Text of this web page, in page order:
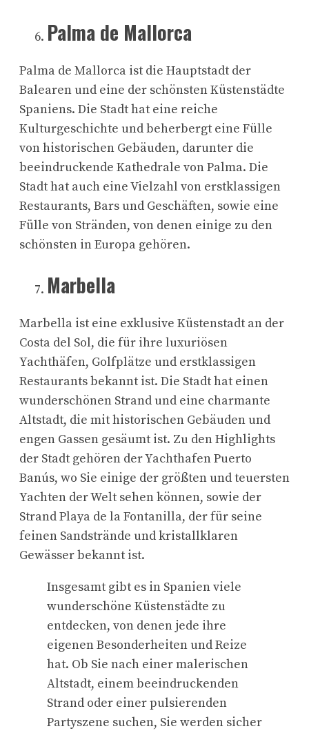
Palma de Mallorca
Palma de Mallorca ist die Hauptstadt der
Balearen und eine der schönsten Küstenstädte
Spaniens. Die Stadt hat eine reiche
Kulturgeschichte und beherbergt eine Fülle
von historischen Gebäuden, darunter die
beeindruckende Kathedrale von Palma. Die
Stadt hat auch eine Vielzahl von erstklassigen
Restaurants, Bars und Geschäften, sowie eine
Fülle von Stränden, von denen einige zu den
schönsten in Europa gehören.
Marbella
Marbella ist eine exklusive Küstenstadt an der
Costa del Sol, die für ihre luxuriösen
Yachthäfen, Golfplätze und erstklassigen
Restaurants bekannt ist. Die Stadt hat einen
wunderschönen Strand und eine charmante
Altstadt, die mit historischen Gebäuden und
engen Gassen gesäumt ist. Zu den Highlights
der Stadt gehören der Yachthafen Puerto
Banús, wo Sie einige der größten und teuersten
Yachten der Welt sehen können, sowie der
Strand Playa de la Fontanilla, der für seine
feinen Sandstrände und kristallklaren
Gewässer bekannt ist.
Insgesamt gibt es in Spanien viele
wunderschöne Küstenstädte zu
entdecken, von denen jede ihre
eigenen Besonderheiten und Reize
hat. Ob Sie nach einer malerischen
Altstadt, einem beeindruckenden
Strand oder einer pulsierenden
Partyszene suchen, Sie werden sicher